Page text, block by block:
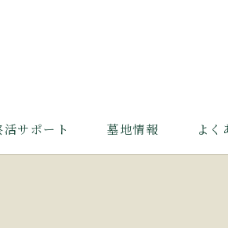
活サポート 墓地情報 よく